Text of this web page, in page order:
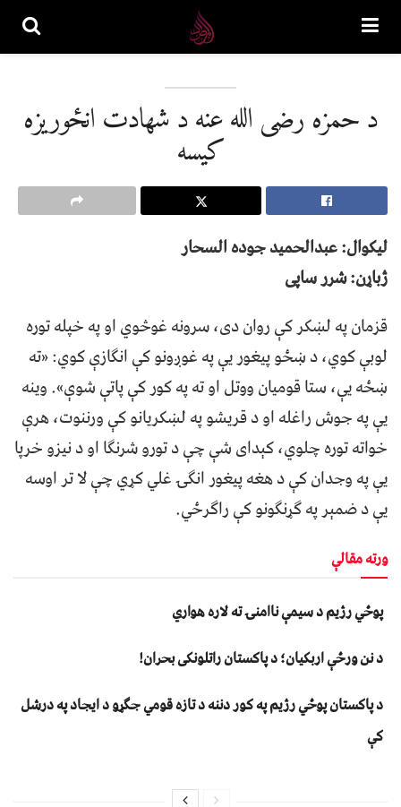
د حمزه رضی الله عنه د شهادت انځوریزه
کیسه
لیکوال: عبدالحمید جوده السحار
ژباړن: شرر ساپی
قزمان په لښکر کې روان دی، سرونه غوڅوي او په خپله توره
لوبې کوي، د ښځو پيغور يې په غوږونو کې انګازې کوي: «ته
ښځه يې، ستا قوميان ووتل او ته په کور کې پاتې شوې». وينه
يې په جوش راغله او د قريشو په لښکريانو کې ورننوت، هرې
خواته توره چلوي، کېدای شې چې د تورو شرنګا او د نيزو خرپا
يې په وجدان کې د هغه پيغور انګۍ غلي کړي چې لا تر اوسه
يې د ضمېر په ګړنګونو کې راګرځي.
ورته مقالې
پوځي رژیم د سیمې ناامنۍ ته لاره هواري
د نن ورځې اربکیان؛ د پاکستان راتلونکی بحران!
د پاکستان پوځي رژیم په کور دننه د تازه قومي جګړو د ایجاد په درشل
کې